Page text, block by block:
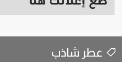
عطر شاذب